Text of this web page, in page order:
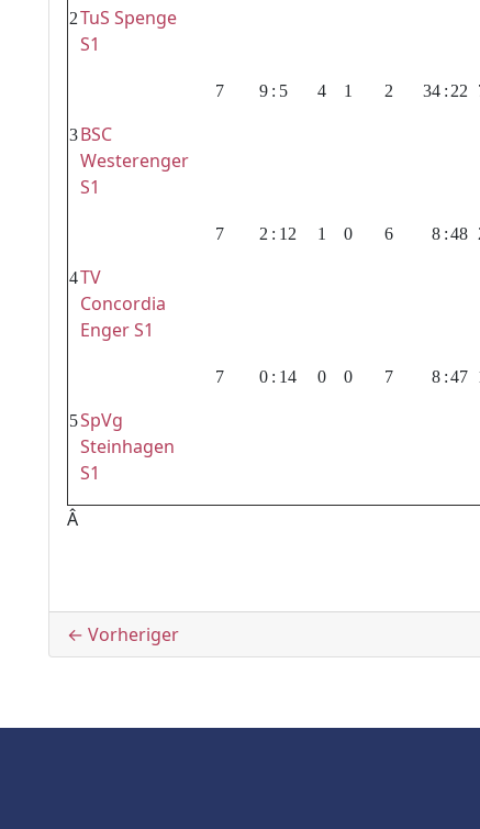
2TuS Spenge
S1
3BSC
Westerenger
S1
7 9 : 5 4 1 2 34 : 22
4TV
Concordia
Enger S1
7 2 : 12 1 0 6 8 :48
5SpVg
Steinhagen
S1
7 0 : 14 0 0 7 8 :47
Â
Beitragsnavigation
← Vorheriger